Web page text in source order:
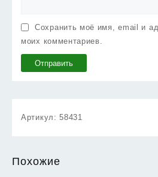
Сохранить моё имя, email и
моих комментариев.
Артикул:58431
Похожие